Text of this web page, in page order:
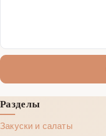
Разделы
Закуски и салаты